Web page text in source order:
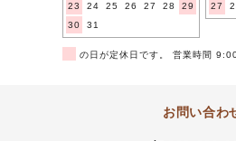
23
24 25 26 27 28
29
30
31
27
の日が定休日です。 営業時間
お問い合わ